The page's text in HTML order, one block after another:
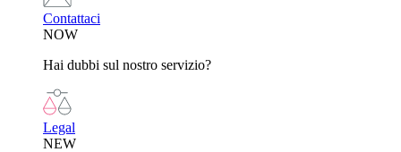
Contattaci
NOW
Hai dubbi sul nostro servizio?
Legal
NEW